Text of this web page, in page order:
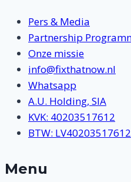
Pers & Media
Partnership
Onze missie
info@fixthatnow.nl
Whatsapp
A.U. Holding, SIA
KVK: 40203517612
BTW: LV40203517612
Menu